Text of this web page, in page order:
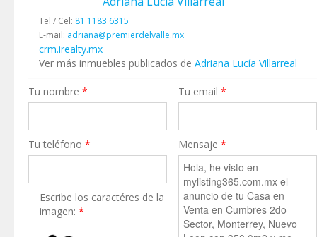
Tel / Cel: 81 1183 6315
E-mail: adriana@premierdelvalle.mx
crm.irealty.mx
Ver más inmuebles publicados de Adriana Lucía Villarreal
Tu nombre * Tu email*
Tu teléfono * Mensaje*
Escribe los caractéres de la
imagen:*